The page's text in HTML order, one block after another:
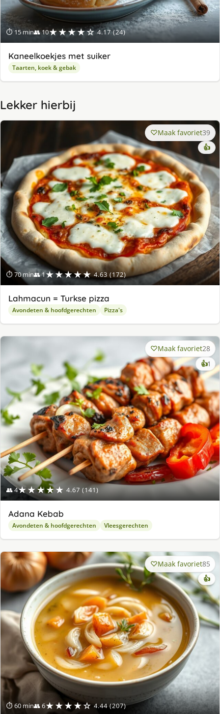
⏱ 15 min👥 10★★★★☆ 4.17 (24)
Kaneelkoekjes met suiker
Taarten, koek & gebak
Lekker hierbij
⏱ 70 min👥 1★★★★★ 4.63 (172)
Maak favoriet39
👍
Lahmacun = Turkse pizza
Avondeten & hoofdgerechten Pizza's
👥 4★★★★★ 4.67 (141)
Maak favoriet28
👍1
Adana Kebab
Avondeten & hoofdgerechten Vleesgerechten
⏱ 60 min👥 6★★★★☆ 4.44 (207)
Maak favoriet85
👍